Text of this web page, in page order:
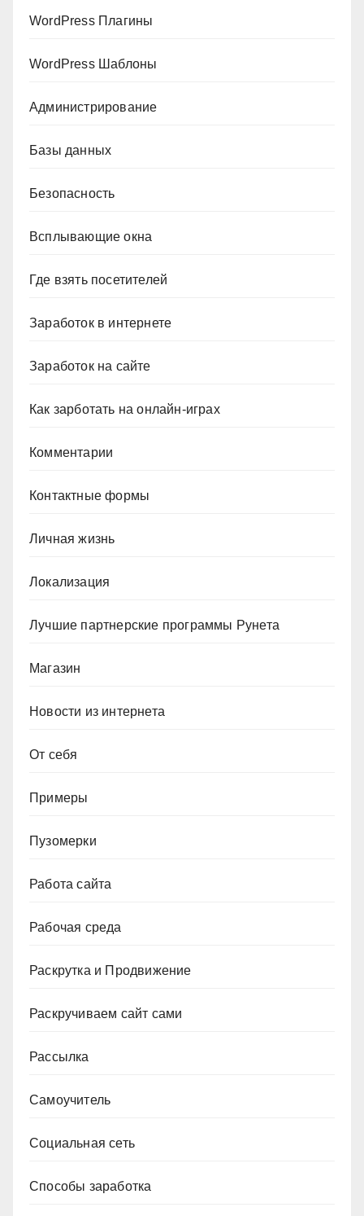
WordPress Плагины
WordPress Шаблоны
Администрирование
Базы данных
Безопасность
Всплывающие окна
Где взять посетителей
Заработок в интернете
Заработок на сайте
Как зарботать на онлайн-играх
Комментарии
Контактные формы
Личная жизнь
Локализация
Лучшие партнерские программы Рунета
Магазин
Новости из интернета
От себя
Примеры
Пузомерки
Работа сайта
Рабочая среда
Раскрутка и Продвижение
Раскручиваем сайт сами
Рассылка
Самоучитель
Социальная сеть
Способы заработка